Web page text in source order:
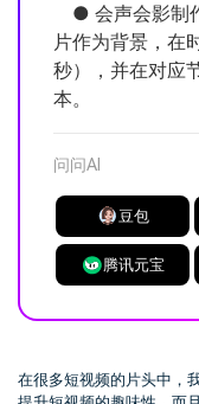
● 会声会影制
片作为背景，在
秒），并在对应
本。
问问AI
豆包
腾讯元宝
在很多短视频的片头中，